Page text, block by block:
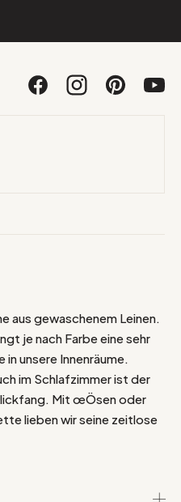
aus gewaschenem Leinen.
je nach Farbe eine sehr
unsere Innenräume.
im Schlafzimmer ist der
Mit œÖsen oder
lieben wir seine zeitlose